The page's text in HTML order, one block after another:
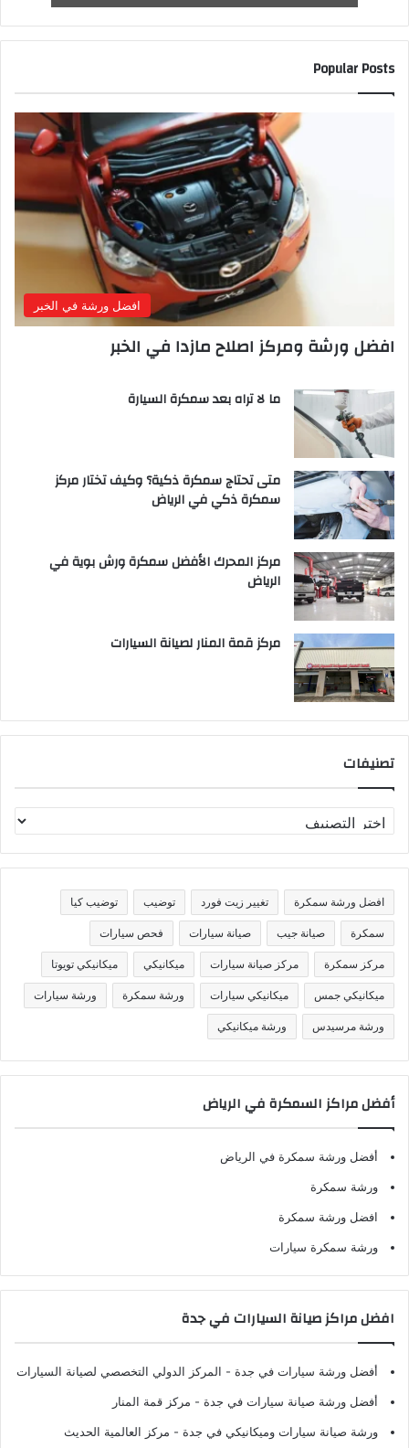
Popular Posts
افضل ورشة في الخبر
افضل ورشة ومركز اصلاح مازدا في الخبر
ما لا تراه بعد سمكرة السيارة
متى تحتاج سمكرة ذكية؟ وكيف تختار مركز
سمكرة ذكي في الرياض
مركز المحرك الأفضل سمكرة ورش بوية في
الرياض
مركز قمة المنار لصيانة السيارات
تصنيفات
ص
ن
ف
ا
افضل ورشة سمكرة تغيير زيت فورد توضيب توضيب كيا
سمكرة صيانة جيب صيانة سيارات فحص سيارات
مركز سمكرة مركز صيانة سيارات ميكانيكي ميكانيكي تويوتا
ميكانيكي جمس ميكانيكي سيارات ورشة سمكرة ورشة سيارات
ورشة مرسيدس ورشة ميكانيكي
أفضل مراكز السمكرة في الرياض
أفضل ورشة سمكرة في الرياض
ورشة سمكرة
افضل ورشة سمكرة
ورشة سمكرة سيارات
افضل مراكز صيانة السيارات في جدة
أفضل ورشة سيارات في جدة - المركز الدولي التخصصي لصيانة السيارات
أفضل ورشة صيانة سيارات في جدة - مركز قمة المنار
ورشة صيانة سيارات وميكانيكي في جدة - مركز العالمية الحديث